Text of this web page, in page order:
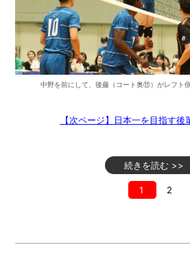
中野を前にして、後藤（コート奥⑪）がレフト
【次ページ】日本一を目指す後
続きを読む >>
1 2